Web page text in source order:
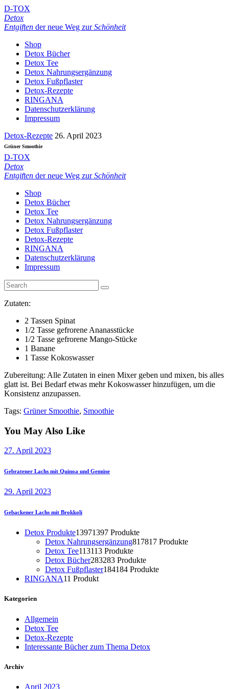
D-TOX
Detox
Entgiften der neue Weg zurSchönheit
Shop
Detox Bücher
Detox Tee
Detox Nahrungsergänzung
Detox Fußpflaster
Detox-Rezepte
RINGANA
Datenschutzerklärung
Impressum
Detox-Rezepte 26. April 2023
Grüner Smoothie
D-TOX
Detox
Entgiften der neue Weg zurSchönheit
Shop
Detox Bücher
Detox Tee
Detox Nahrungsergänzung
Detox Fußpflaster
Detox-Rezepte
RINGANA
Datenschutzerklärung
Impressum
Zutaten:
2 Tassen Spinat
1/2 Tasse gefrorene Ananasstücke
1/2 Tasse gefrorene Mango-Stücke
1 Banane
1 Tasse Kokoswasser
Zubereitung: Alle Zutaten in einen Mixer geben und mixen, bis alles
glatt ist. Bei Bedarf etwas mehr Kokoswasser hinzufügen, um die
Konsistenz anzupassen.
Tags: Grüner Smoothie, Smoothie
You May Also Like
27. April 2023
Gebratener Lachs mit Quinoa und Gemüse
29. April 2023
Gebackener Lachs mit Brokkoli
Detox Produkte13971397 Produkte
Detox Nahrungsergänzung817817 Produkte
Detox Tee113113 Produkte
Detox Bücher283283 Produkte
Detox Fußpflaster184184 Produkte
RINGANA11 Produkt
Kategorien
Allgemein
Detox Tee
Detox-Rezepte
Interessante Bücher zum Thema Detox
Archiv
April 2023